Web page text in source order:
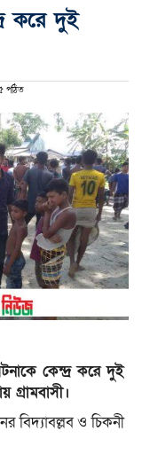
করে দুই
পঠিত
কেন্দ্র করে দুই
গ্রামবাসী।
বিদ্যাবল্লব ও চিকনী